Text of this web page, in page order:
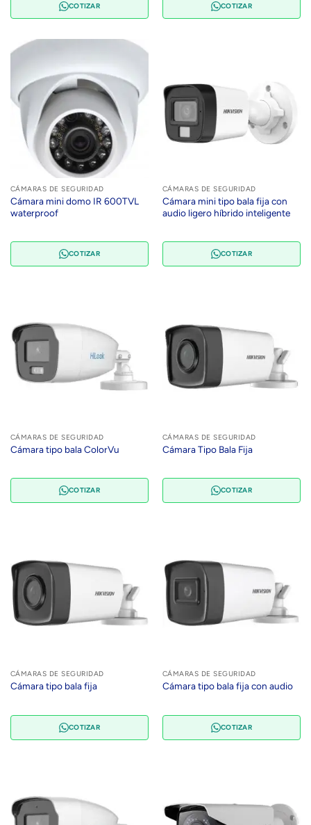
COTIZAR COTIZAR
CÁMARAS DE SEGURIDAD
Cámara mini domo IR 600TVL
waterproof
COTIZAR
CÁMARAS DE SEGURIDAD
Cámara mini tipo bala fija con
audio ligero híbrido inteligente
COTIZAR
CÁMARAS DE SEGURIDAD
Cámara tipo bala ColorVu
COTIZAR
CÁMARAS DE SEGURIDAD
Cámara Tipo Bala Fija
COTIZAR
CÁMARAS DE SEGURIDAD
Cámara tipo bala fija
COTIZAR
CÁMARAS DE SEGURIDAD
Cámara tipo bala fija con audio
COTIZAR